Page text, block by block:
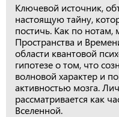
Ключевой источник,
настоящую тайну,
постичь. Как по нотам,
Пространства и
области квантовой
гипотезе о том, что
волновой характер и
активностью мозга.
рассматривается как
Вселенной.